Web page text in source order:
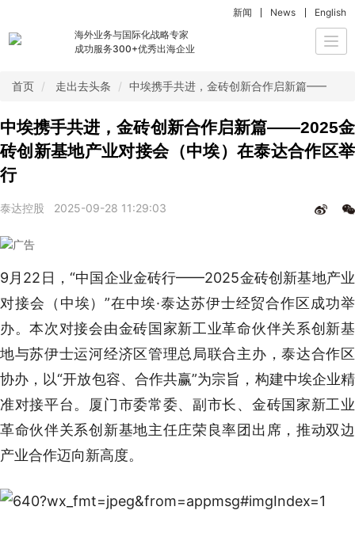
海外业务与国际化战略专家
成功服务300+优秀出海企业
新闻 News English
首页 走出去头条 中埃携手共进，金砖创新合作启新篇
中埃携手共进，金砖创新合作启新篇——2025金
砖创新基地产业对接会（中埃）在泰达合作区举
行
泰达控股 2025-09-28 11:29:03
9月22日，“中国企业金砖行——2025金砖创新基地产业
对接会（中埃）”在中埃·泰达苏伊士经贸合作区成功举
办。本次对接会由金砖国家新工业革命伙伴关系创新基
地与苏伊士运河经济区管理总局联合主办，泰达合作区
协办，以“开放包容、合作共赢”为宗旨，构建中埃企业精
准对接平台。厦门市委常委、副市长、金砖国家新工业
革命伙伴关系创新基地主任庄荣良率团出席，推动双边
产业合作迈向新高度。